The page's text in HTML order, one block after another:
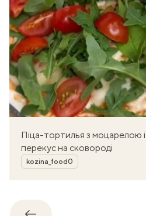
Піца-тортилья з моцарелою
перекус на сковороді
Автор
kozina_food0